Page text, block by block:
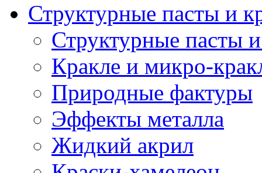
Структурные пасты и
Структурные пасты
Кракле и микро-
Природные фактуры
Эффекты металла
Жидкий акрил